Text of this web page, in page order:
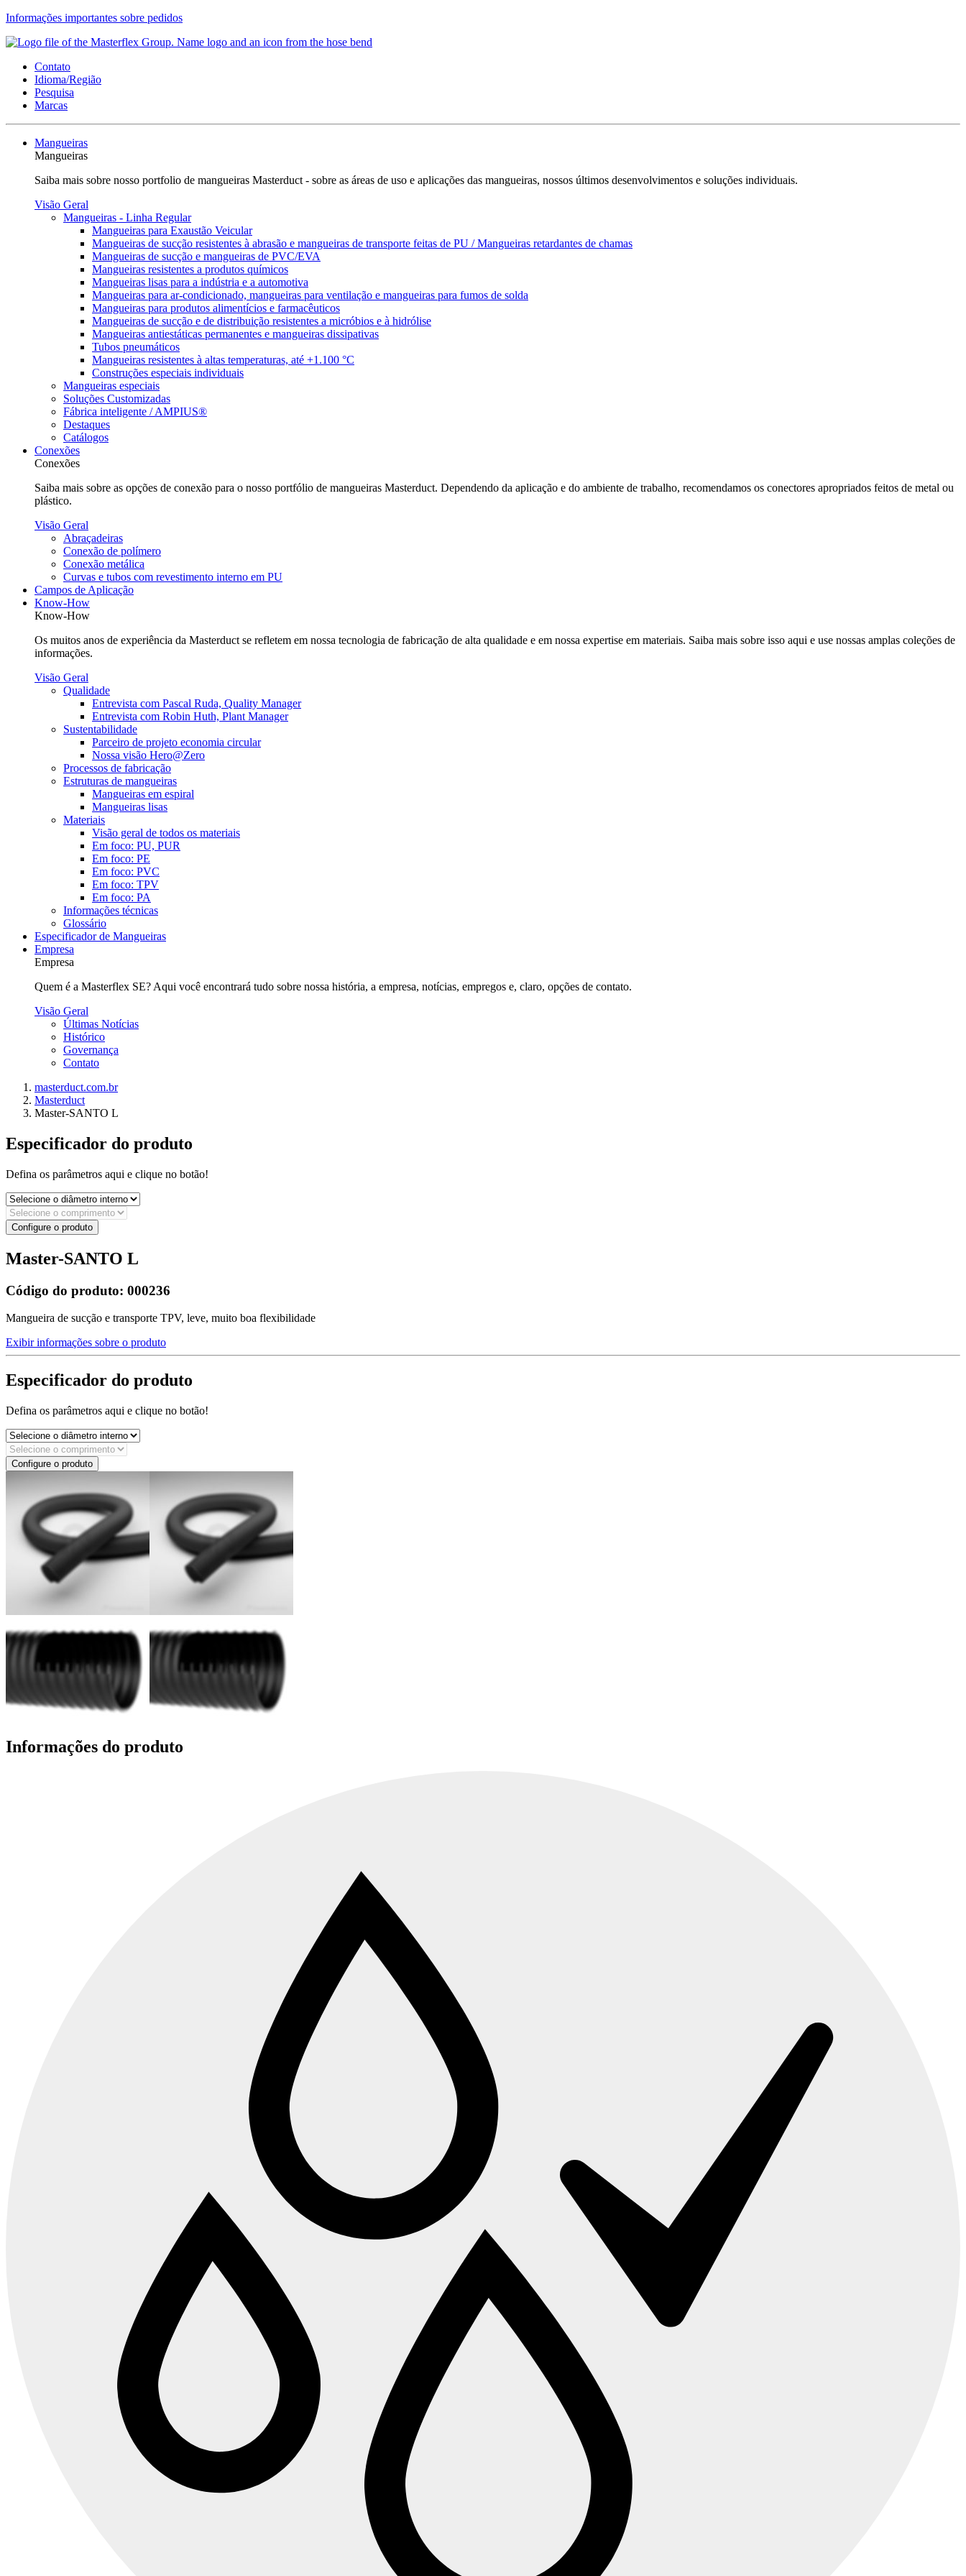
Informações importantes sobre pedidos
Contato
Idioma/Região
Pesquisa
Marcas
Mangueiras
Mangueiras
Saiba mais sobre nosso portfolio de mangueiras Masterduct - sobre as áreas de uso e aplicações das mangueiras, nossos últimos desenvolvimentos e soluções individuais.
Visão Geral
Mangueiras - Linha Regular
Mangueiras para Exaustão Veicular
Mangueiras de sucção resistentes à abrasão e mangueiras de transporte feitas de PU / Mangueiras retardantes de chamas
Mangueiras de sucção e mangueiras de PVC/EVA
Mangueiras resistentes a produtos químicos
Mangueiras lisas para a indústria e a automotiva
Mangueiras para ar-condicionado, mangueiras para ventilação e mangueiras para fumos de solda
Mangueiras para produtos alimentícios e farmacêuticos
Mangueiras de sucção e de distribuição resistentes a micróbios e à hidrólise
Mangueiras antiestáticas permanentes e mangueiras dissipativas
Tubos pneumáticos
Mangueiras resistentes à altas temperaturas, até +1.100 °C
Construções especiais individuais
Mangueiras especiais
Soluções Customizadas
Fábrica inteligente / AMPIUS®
Destaques
Catálogos
Conexões
Conexões
Saiba mais sobre as opções de conexão para o nosso portfólio de mangueiras Masterduct. Dependendo da aplicação e do ambiente de trabalho, recomendamos os conectores apropriados feitos de metal ou
plástico.
Visão Geral
Abraçadeiras
Conexão de polímero
Conexão metálica
Curvas e tubos com revestimento interno em PU
Campos de Aplicação
Know-How
Know-How
Os muitos anos de experiência da Masterduct se refletem em nossa tecnologia de fabricação de alta qualidade e em nossa expertise em materiais. Saiba mais sobre isso aqui e use nossas amplas coleções de
informações.
Visão Geral
Qualidade
Entrevista com Pascal Ruda, Quality Manager
Entrevista com Robin Huth, Plant Manager
Sustentabilidade
Parceiro de projeto economia circular
Nossa visão Hero@Zero
Processos de fabricação
Estruturas de mangueiras
Mangueiras em espiral
Mangueiras lisas
Materiais
Visão geral de todos os materiais
Em foco: PU, PUR
Em foco: PE
Em foco: PVC
Em foco: TPV
Em foco: PA
Informações técnicas
Glossário
Especificador de Mangueiras
Empresa
Empresa
Quem é a Masterflex SE? Aqui você encontrará tudo sobre nossa história, a empresa, notícias, empregos e, claro, opções de contato.
Visão Geral
Últimas Notícias
Histórico
Governança
Contato
masterduct.com.br
Masterduct
Master-SANTO L
Especificador do produto
Defina os parâmetros aqui e clique no botão!
Configure o produto
Master-SANTO L
Código do produto: 000236
Mangueira de sucção e transporte TPV, leve, muito boa flexibilidade
Exibir informações sobre o produto
Especificador do produto
Defina os parâmetros aqui e clique no botão!
Configure o produto
Informações do produto